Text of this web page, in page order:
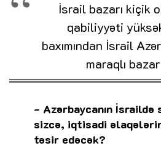
İsrail bazarı kiçik
qabiliyyəti
baxımından İsrail
maraqlı
- Azərbaycanın İsraildə
sizcə, iqtisadi
təsir edəcək?